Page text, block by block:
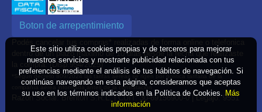
Boton de arrepentimiento
dentro de un plazo máximo de 10 días desde la fecha que realizaste
la compra. (Disp.954/2025)
*Según decreto 809/2024 las tarifas aéreas se rigen por política tarifaria de la
compañía aérea informada antes de la contratación
Razón Social: Brenton S.R.L. | CUIT: 30-69156900-0 | Legajo: 9551
Este sitio utiliza cookies propias y de terceros para mejorar
nuestros servicios y mostrarte publicidad relacionada con tus
preferencias mediante el análisis de tus hábitos de navegación. Si
continúas navegando en esta página, consideramos que aceptas
su uso en los términos indicados en la Política de Cookies. Más
información